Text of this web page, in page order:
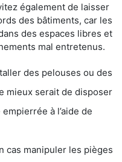
également de laisser
des bâtiments, car les
des espaces libres et
mal entretenus.
des pelouses ou des
mieux serait de disposer
à l’aide de
cas manipuler les pièges